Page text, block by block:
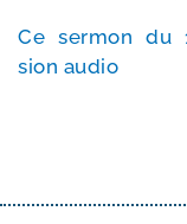
Ce ser­mon du
sion audio